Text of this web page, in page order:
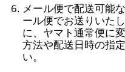
メール便で配送可能
ール便でお送りいた
に、ヤマト通常便に
方法や配送日時の指
い。